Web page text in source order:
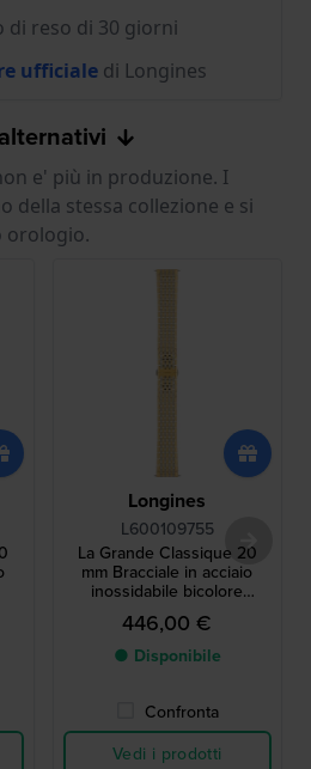
di reso di 30 giorni
ufficialedi Longines
e' più in produzione. I
della stessa collezione e si
orologio.
Longines
L600109755
La Grande Classique 20
mm Bracciale in acciaio
inossidabile bicolore
argento-oro
446,00 €
● Disponibile
Confronta
Vedi i prodotti